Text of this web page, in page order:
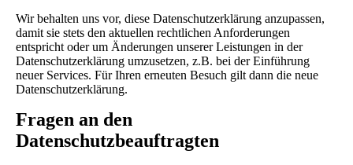
Wir behalten uns vor, diese Datenschutzerklärung anzupassen,
damit sie stets den aktuellen rechtlichen Anforderungen
entspricht oder um Änderungen unserer Leistungen in der
Datenschutzerklärung umzusetzen, z.B. bei der Einführung
neuer Services. Für Ihren erneuten Besuch gilt dann die neue
Datenschutzerklärung.
Fragen an den
Datenschutzbeauftragten